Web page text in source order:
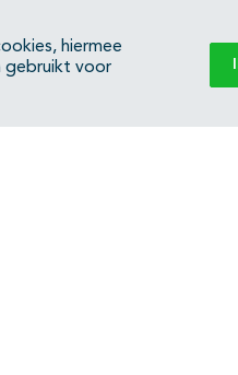
hiermee
gebruikt voor